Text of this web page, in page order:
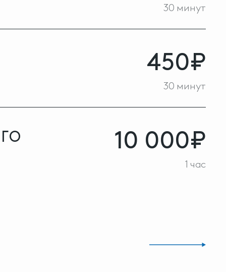
30 минут
450₽
30 минут
10 000₽
1 час